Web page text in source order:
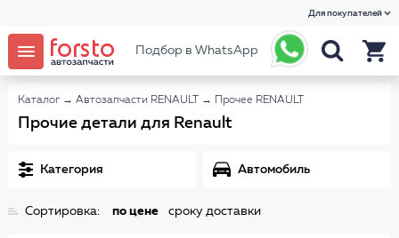
Для покупателей
Подбор в WhatsApp
Каталог → Автозапчасти RENAULT → Прочее RENAULT
Прочие детали для Renault
Категория Автомобиль
Сортировка: по цене сроку доставки